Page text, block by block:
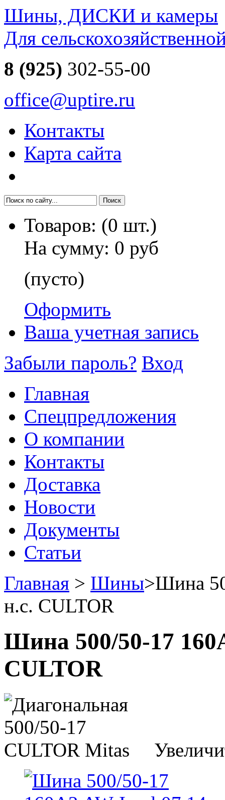
Шины, ДИСКИ и камеры
Для
8 (925) 302-55-00
office@uptire.ru
Контакты
Карта сайта
Товаров: (0 шт.)
На сумму: 0 руб
(пусто)
Оформить
Ваша учетная запись
Забыли пароль? Вход
Главная
Спецпредложения
О компании
Контакты
Доставка
Новости
Документы
Статьи
Главная > Шины>Шина
н.с. CULTOR
Шина 500/50-17
CULTOR